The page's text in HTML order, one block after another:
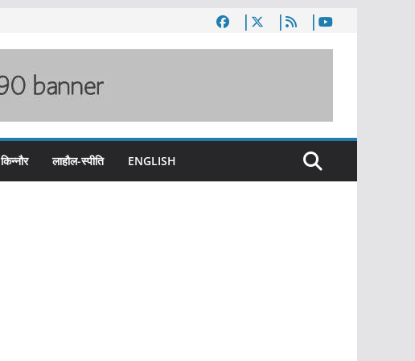
किन्नौर लाहौल-स्पीति ENGLISH